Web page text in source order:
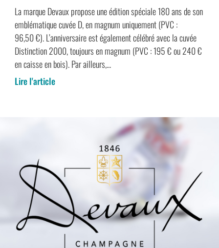
La marque Devaux propose une édition spéciale 180 ans de son
emblématique cuvée D, en magnum uniquement (PVC :
96,50 €). L’anniversaire est également célébré avec la cuvée
Distinction 2000, toujours en magnum (PVC : 195 € ou 240 €
en caisse en bois). Par ailleurs,...
Lire l'article